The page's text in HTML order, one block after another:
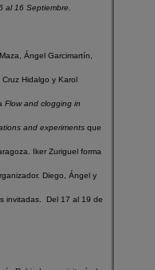
al 16 Septiembre.
Maza, Ángel Garcimartín,
Hidalgo y Karol
Flow and clogging in
and experiments que
Iker Zuriguel forma
Diego, Ángel y
invitadas. Del 17 al 19 de